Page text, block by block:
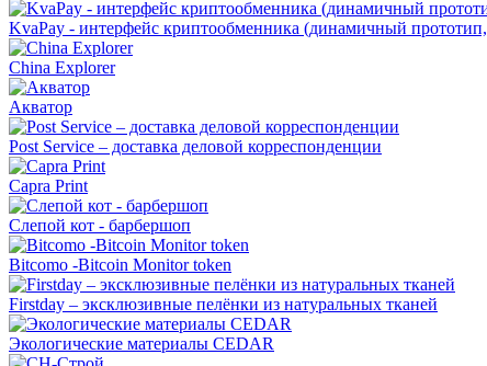
KvaPay - интерфейс криптообменника (динамичный
China Explorer
Акватор
Post Service – доставка деловой корреспонденции
Capra Print
Слепой кот - барбершоп
Bitcomo -Bitcoin Monitor token
Firstday – эксклюзивные пелёнки из натуральных тканей
Экологические материалы CEDAR